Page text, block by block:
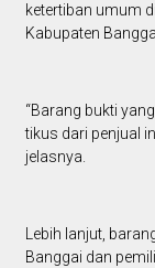
ketertiban umum
Kabupaten
“Barang bukti
tikus dari penjual
jelasnya.
Lebih lanjut,
Banggai dan